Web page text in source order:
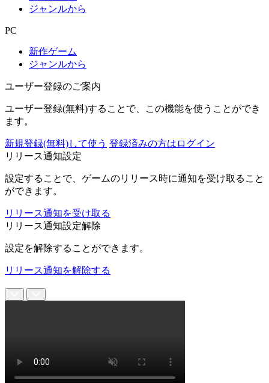
ジャンルから
PC
新作ゲーム
ジャンルから
ユーザー登録のご案内
ユーザー登録(無料)することで、この機能を使うことができ
ます。
新規登録(無料)して使う 登録済みの方はログイン
リリース通知設定
設定することで、ゲームのリリース時に通知を受け取ること
ができます。
リリース通知を受け取る
リリース通知設定解除
設定を解除することができます。
リリース通知を解除する